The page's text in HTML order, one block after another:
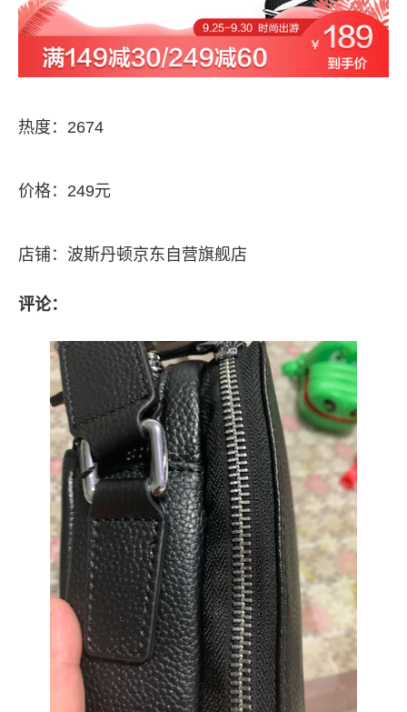
热度：2674
价格：249元
店铺：波斯丹顿京东自营旗舰店
评论：